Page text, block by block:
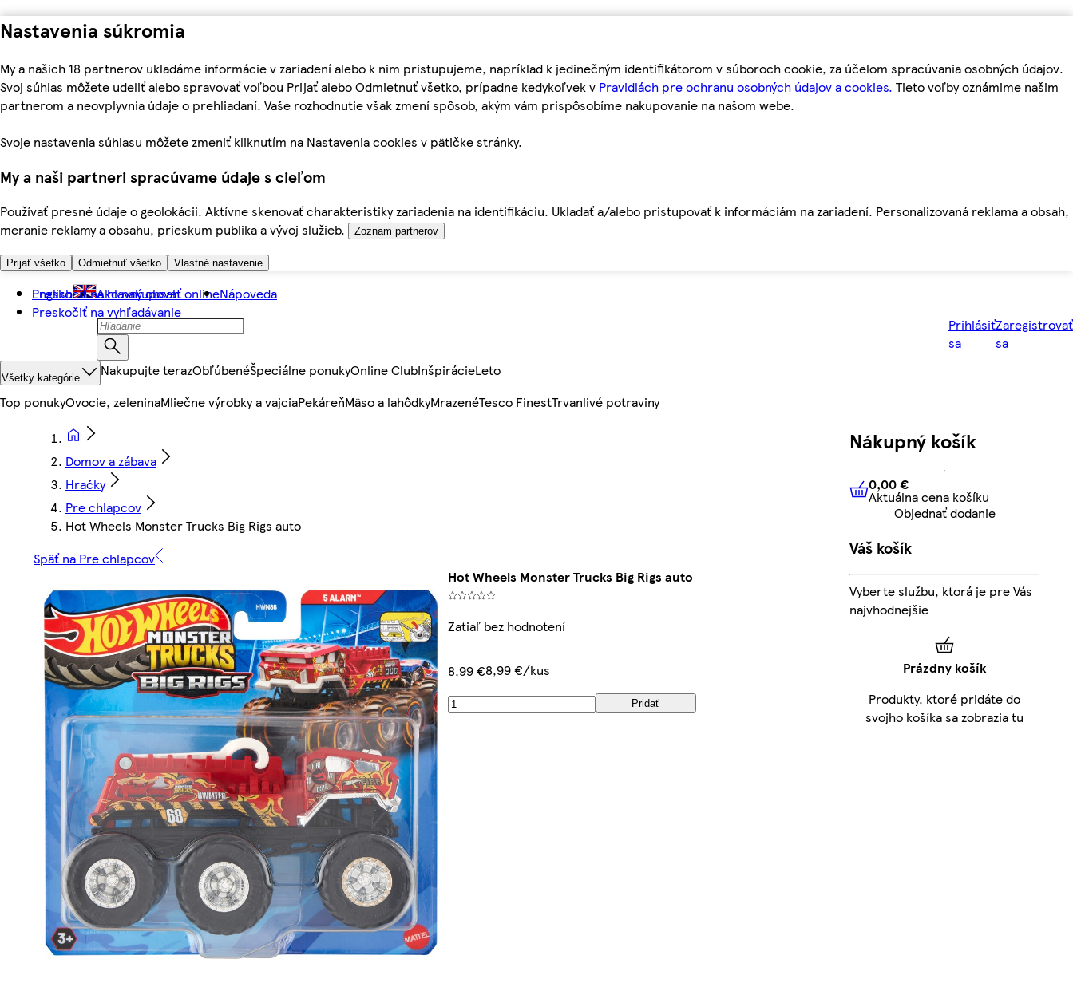
Nastavenia súkromia
My a našich 18 partnerov ukladáme informácie v zariadení alebo k nim pristupujeme, napríklad k jedinečným identifikátorom v súboroch cookie, za účelom spracúvania osobných údajov.
Svoj súhlas môžete udeliť alebo spravovať voľbou Prijať alebo Odmietnuť všetko, prípadne kedykoľvek v Pravidlách pre ochranu osobných údajov a cookies. Tieto voľby oznámime našim
partnerom a neovplyvnia údaje o prehliadaní. Vaše rozhodnutie však zmení spôsob, akým vám prispôsobíme nakupovanie na našom webe.
Svoje nastavenia súhlasu môžete zmeniť kliknutím na Nastavenia cookies v pätičke stránky.
My a naši partneri spracúvame údaje s cieľom
Používať presné údaje o geolokácii. Aktívne skenovať charakteristiky zariadenia na identifikáciu. Ukladať a/alebo pristupovať k informáciám na zariadení. Personalizovaná reklama a obsah,
meranie reklamy a obsahu, prieskum publika a vývoj služieb.
Zoznam partnerov
Prijať všetko Odmietnuť všetko Vlastné nastavenie
Preskočiť na hlavný obsah
Preskočiť na vyhľadávanie
English Ako nakupovať onlineNápoveda
Prihlásiť
sa
Zaregistrovať
sa
Všetky kategórie Nakupujte terazObľúbenéŠpeciálne ponukyOnline ClubInšpirácieLeto
Top ponukyOvocie, zeleninaMliečne výrobky a vajciaPekáreňMäso a lahôdkyMrazenéTesco FinestTrvanlivé potraviny
Domov a zábava
Hračky
Pre chlapcov
Hot Wheels Monster Trucks Big Rigs auto
Späť na Pre chlapcov
Hot Wheels Monster Trucks Big Rigs auto
Zatiaľ bez hodnotení
8,99 €8,99 €/kus
Pridať
Nákupný košík
0,00 € Aktuálna cena košíku
0,00 €
Aktuálna cena košíku
Objednať dodanie
Váš košík
Vyberte službu, ktorá je pre Vás
najvhodnejšie
Prázdny košík
Produkty, ktoré pridáte do
svojho košíka sa zobrazia tu